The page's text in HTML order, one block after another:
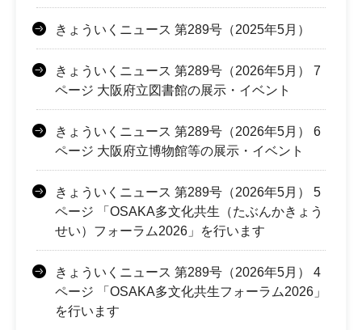
きょういくニュース 第289号（2025年5月）
きょういくニュース 第289号（2026年5月） 7
ページ 大阪府立図書館の展示・イベント
きょういくニュース 第289号（2026年5月） 6
ページ 大阪府立博物館等の展示・イベント
きょういくニュース 第289号（2026年5月） 5
ページ 「OSAKA多文化共生（たぶんかきょう
せい）フォーラム2026」を行います
きょういくニュース 第289号（2026年5月） 4
ページ 「OSAKA多文化共生フォーラム2026」
を行います